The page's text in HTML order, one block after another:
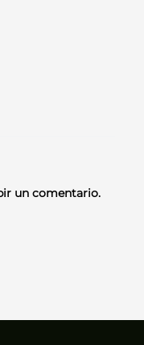
un comentario.